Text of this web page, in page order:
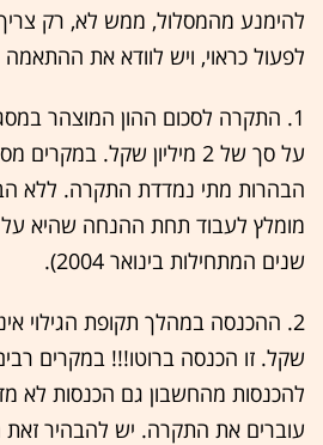
להימנע מהמסלול, ממש לא, רק
לפעול כראוי, ויש לוודא את
1. התקרה לסכום ההון המוצהר
על סך של 2 מיליון שקל.
הבהרות מתי נמדדת התקרה. ללא
שנים המתחילות בינואר 2004).
שקל. זו הכנסה ברוטו!!! במקרים
להכנסות מהחשבון גם הכנסות לא
עוברים את התקרה. יש להבהיר